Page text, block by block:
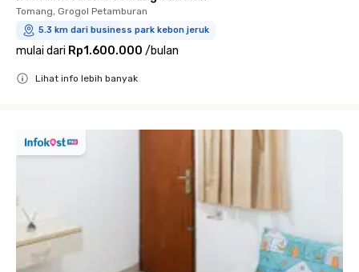
Tomang, Grogol Petamburan
5.3 km dari business park kebon jeruk
mulai dari Rp1.600.000 /bulan
Lihat info lebih banyak